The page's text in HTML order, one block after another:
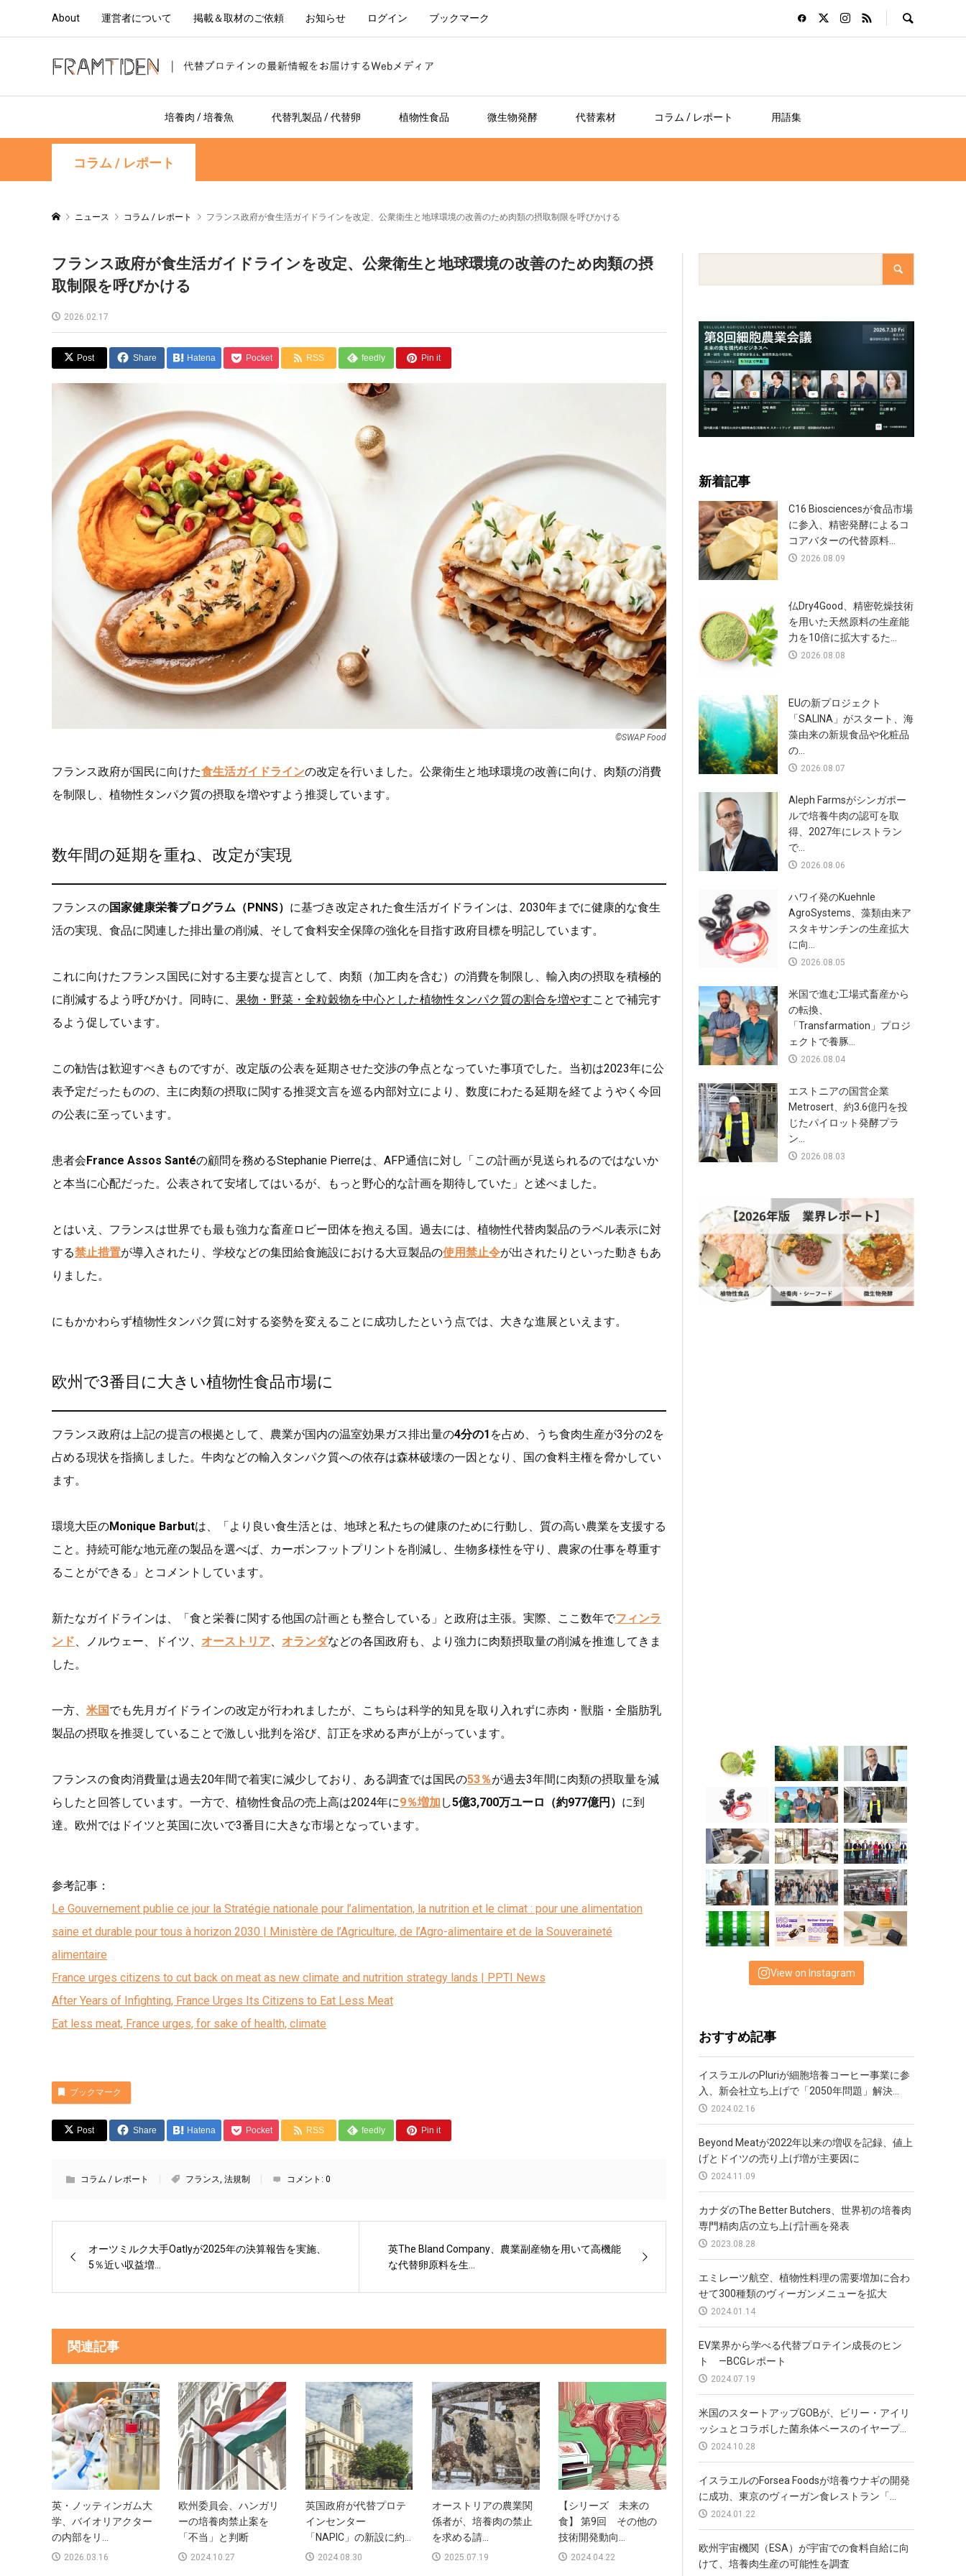
About 運営者について 掲載＆取材のご依頼 お知らせ ログイン ブックマーク
培養肉 / 培養魚 代替乳製品 / 代替卵 植物性食品 微生物発酵 代替素材 コラム / レポート 用語集
コラム / レポート
ニュース コラム / レポート フランス政府が食生活ガイドラインを改定、公衆衛生と地球環境の改善のため肉類の摂取制限を呼びかける
フランス政府が食生活ガイドラインを改定、公衆衛生と地球環境の改善のため肉類の摂
取制限を呼びかける
2026.02.17
Post Share Hatena Pocket RSS feedly Pin it
©SWAP Food
フランス政府が国民に向けた食生活ガイドラインの改定を行いました。公衆衛生と地球環境の改善に向け、肉類の消費
を制限し、植物性タンパク質の摂取を増やすよう推奨しています。
数年間の延期を重ね、改定が実現
フランスの国家健康栄養プログラム（PNNS） に基づき改定された食生活ガイドラインは、2030年までに健康的な食生
活の実現、食品に関連した排出量の削減、そして食料安全保障の強化を目指す政府目標を明記しています。
これに向けたフランス国民に対する主要な提言として、肉類（加工肉を含む）の消費を制限し、輸入肉の摂取を積極的
に削減するよう呼びかけ。同時に、 果物・野菜・全粒穀物を中心とした植物性タンパク質の割合を増やすことで補完す
るよう促しています。
この勧告は歓迎すべきものですが、改定版の公表を延期させた交渉の争点となっていた事項でした。当初は2023年に公
表予定だったものの、主に肉類の摂取に関する推奨文言を巡る内部対立により、数度にわたる延期を経てようやく今回
の公表に至っています。
患者会France Assos Santéの顧問を務めるStephanie Pierreは、AFP通信に対し「この計画が見送られるのではないか
と本当に心配だった。公表されて安堵してはいるが、もっと野心的な計画を期待していた」と述べました。
とはいえ、フランスは世界でも最も強力な畜産ロビー団体を抱える国。過去には、植物性代替肉製品のラベル表示に対
する禁止措置が導入されたり、学校などの集団給食施設における大豆製品の使用禁止令が出されたりといった動きもあ
りました。
にもかかわらず植物性タンパク質に対する姿勢を変えることに成功したという点では、大きな進展といえます。
欧州で3番目に大きい植物性食品市場に
フランス政府は上記の提言の根拠として、農業が国内の温室効果ガス排出量の4分の1 を占め、うち食肉生産が3分の2を
占める現状を指摘しました。牛肉などの輸入タンパク質への依存は森林破壊の一因となり、国の食料主権を脅かしてい
ます。
環境大臣のMonique Barbutは、「より良い食生活とは、地球と私たちの健康のために行動し、質の高い農業を支援する
こと。持続可能な地元産の製品を選べば、カーボンフットプリントを削減し、生物多様性を守り、農家の仕事を尊重す
ることができる」とコメントしています。
新たなガイドラインは、「食と栄養に関する他国の計画とも整合している」と政府は主張。実際、ここ数年でフィンラ
ンド、ノルウェー、ドイツ、 オーストリア、 オランダなどの各国政府も、より強力に肉類摂取量の削減を推進してきま
した。
一方、 米国でも先月ガイドラインの改定が行われましたが、こちらは科学的知見を取り入れずに赤肉・獣脂・全脂肪乳
製品の摂取を推奨していることで激しい批判を浴び、訂正を求める声が上がっています。
フランスの食肉消費量は過去20年間で着実に減少しており、ある調査では国民の53％が過去3年間に肉類の摂取量を減
らしたと回答しています。一方で、植物性食品の売上高は2024年に9％増加 し5億3,700万ユーロ（約977億円） に到
達。欧州ではドイツと英国に次いで3番目に大きな市場となっています。
参考記事：
Le Gouvernement publie ce jour la Stratégie nationale pour l’alimentation, la nutrition et le climat : pour une alimentation
saine et durable pour tous à horizon 2030 | Ministère de l’Agriculture, de l’Agro-alimentaire et de la Souveraineté
alimentaire
France urges citizens to cut back on meat as new climate and nutrition strategy lands | PPTI News
After Years of Infighting, France Urges Its Citizens to Eat Less Meat
Eat less meat, France urges, for sake of health, climate
ブックマーク
Post Share Hatena Pocket RSS feedly Pin it
コラム / レポート フランス, 法規制 コメント: 0
オーツミルク大手Oatlyが2025年の決算報告を実施、
5％近い収益増...
英The Bland Company、農業副産物を用いて高機能
な代替卵原料を生...
関連記事
英・ノッティンガム大
学、バイオリアクター
の内部をリ...
2026.03.16
欧州委員会、ハンガリ
ーの培養肉禁止案を
「不当」と判断
2024.10.27
英国政府が代替プロテ
インセンター
「NAPIC」の新設に約...
2024.08.30
オーストリアの農業関
係者が、培養肉の禁止
を求める請...
2025.07.19
【シリーズ 未来の
食】 第9回 その他の
技術開発動向...
2024.04.22
新着記事
C16 Biosciencesが食品市場
に参入、精密発酵によるコ
コアバターの代替原料...
2026.08.09
仏Dry4Good、精密乾燥技術
を用いた天然原料の生産能
力を10倍に拡大するた...
2026.08.08
EUの新プロジェクト
「SALINA」がスタート、海
藻由来の新規食品や化粧品
の...
2026.08.07
Aleph Farmsがシンガポー
ルで培養牛肉の認可を取
得、2027年にレストラン
で...
2026.08.06
ハワイ発のKuehnle
AgroSystems、藻類由来ア
スタキサンチンの生産拡大
に向...
2026.08.05
米国で進む工場式畜産から
の転換、
「Transfarmation」プロジ
ェクトで養豚...
2026.08.04
エストニアの国営企業
Metrosert、約3.6億円を投
じたパイロット発酵プラ
ン...
2026.08.03
View on Instagram
おすすめ記事
イスラエルのPluriが細胞培養コーヒー事業に参
入、新会社立ち上げで「2050年問題」解決...
2024.02.16
Beyond Meatが2022年以来の増収を記録、値上
げとドイツの売り上げ増が主要因に
2024.11.09
カナダのThe Better Butchers、世界初の培養肉
専門精肉店の立ち上げ計画を発表
2023.08.28
エミレーツ航空、植物性料理の需要増加に合わ
せて300種類のヴィーガンメニューを拡大
2024.01.14
EV業界から学べる代替プロテイン成長のヒン
ト —BCGレポート
2024.07.19
米国のスタートアップGOBが、ビリー・アイリ
ッシュとコラボした菌糸体ベースのイヤープ...
2024.10.28
イスラエルのForsea Foodsが培養ウナギの開発
に成功、東京のヴィーガン食レストラン「...
2024.01.22
欧州宇宙機関（ESA）が宇宙での食料自給に向
けて、培養肉生産の可能性を調査